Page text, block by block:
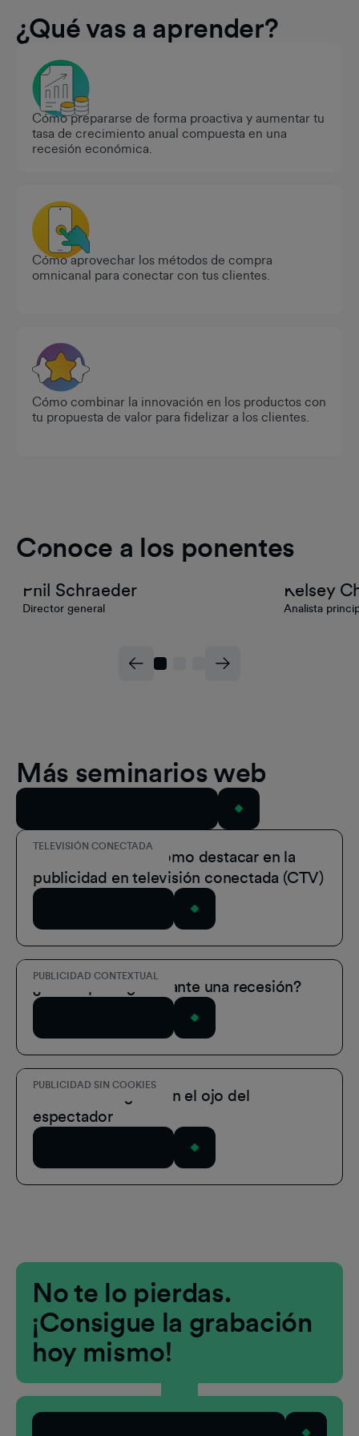
¿Qué vas a aprender?
Cómo prepararse de forma proactiva y aumentar tu
tasa de crecimiento anual compuesta en una
recesión económica.
Cómo aprovechar los métodos de compra
omnicanal para conectar con tus clientes.
Cómo combinar la innovación en los productos con
tu propuesta de valor para fidelizar a los clientes.
Conoce a los ponentes
Phil Schraeder
Director general
Kelsey
Analista
Más seminarios web
TELEVISIÓN CONECTADA
Serie de vídeos: Cómo destacar en la
publicidad en televisión conectada (CTV)
PUBLICIDAD CONTEXTUAL
¿Cómo protegerse ante una recesión?
PUBLICIDAD SIN COOKIES
Publicidad digital: en el ojo del
espectador
No te lo pierdas.
¡Consigue la grabación
hoy mismo!